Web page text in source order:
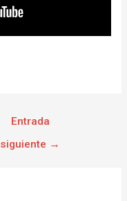
Entrada
siguiente →